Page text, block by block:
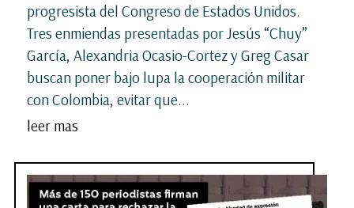
progresista del Congreso de Estados Unidos.
Tres enmiendas presentadas por Jesús “Chuy”
García, Alexandria Ocasio-Cortez y Greg Casar
buscan poner bajo lupa la cooperación militar
con Colombia, evitar que...
leer mas